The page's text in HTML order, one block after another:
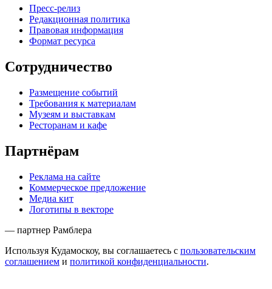
Пресс-релиз
Редакционная политика
Правовая информация
Формат ресурса
Сотрудничество
Размещение событий
Требования к материалам
Музеям и выставкам
Ресторанам и кафе
Партнёрам
Реклама на сайте
Коммерческое предложение
Медиа кит
Логотипы в векторе
— партнер Рамблера
Используя Кудамоскоу, вы соглашаетесь с пользовательским
соглашением и политикой конфиденциальности.